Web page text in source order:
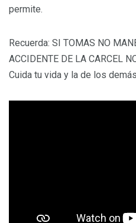
permite.
Recuerda: SI TOMAS NO
ACCIDENTE DE LA CARCEL
Cuida tu vida y la de los